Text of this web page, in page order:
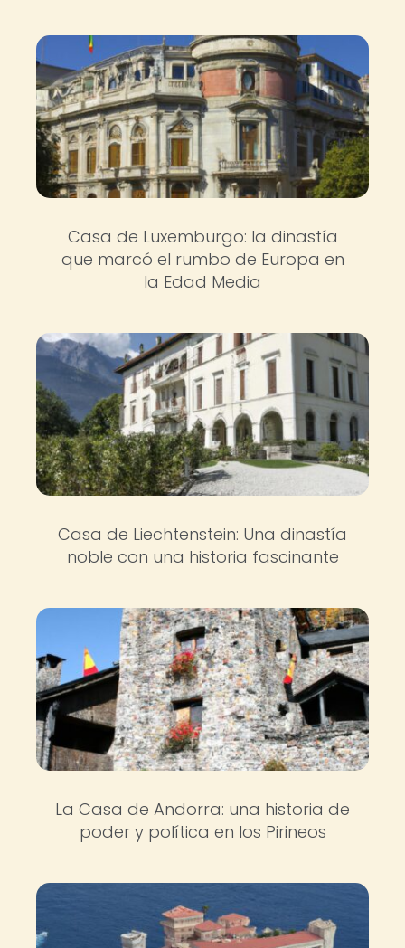
Casa de Luxemburgo: la dinastía
que marcó el rumbo de Europa en
la Edad Media
Casa de Liechtenstein: Una dinastía
noble con una historia fascinante
La Casa de Andorra: una historia de
poder y política en los Pirineos